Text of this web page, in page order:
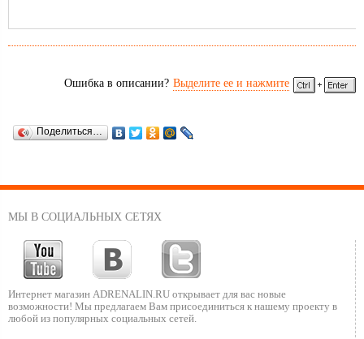
Ошибка в описании? Выделите ее и нажмите
Поделиться…
МЫ В СОЦИАЛЬНЫХ СЕТЯХ
Интернет магазин ADRENALIN.RU открывает для вас новые
возможности! Мы предлагаем Вам присоединиться к нашему проекту в
любой из популярных социальных сетей.